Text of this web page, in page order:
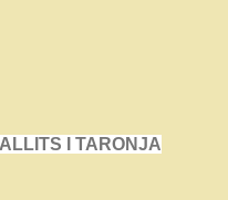
I TARONJA